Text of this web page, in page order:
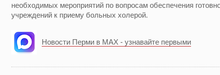
необходимых мероприятий по вопросам обеспечения
учреждений к приему больных холерой.
Новости Перми в MAX - узнавайте первыми